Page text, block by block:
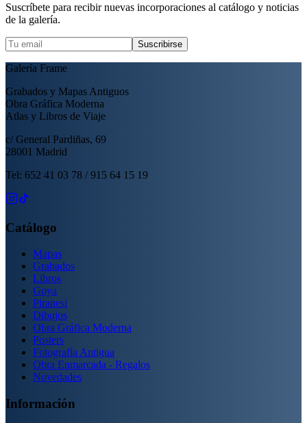
Suscríbete para recibir nuevas incorporaciones al catálogo y noticias
de la galería.
Suscribirse
Galería Frame
Grabados y Mapas Antiguos
Obra Gráfica Moderna
Atlas y Libros de Viaje
c/ General Pardiñas, 69
28001 Madrid
Tel: 652 41 03 78 / 915 64 15 19
Catálogo
Mapas
Grabados
Libros
Goya
Piranesi
Dibujos
Obra Gráfica Moderna
Posters
Fotografía Antigua
Obra Enmarcada - Regalos
Novedades
Información